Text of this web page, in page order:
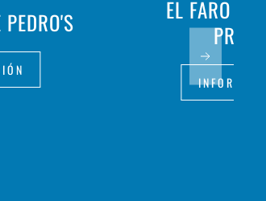
EL FARO DE
PRIMA